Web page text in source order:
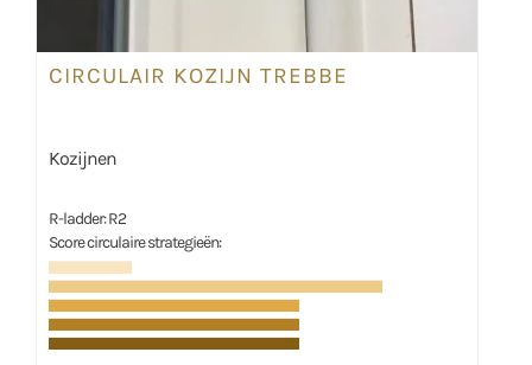
CIRCULAIR KOZIJN TREBBE
Kozijnen
R-ladder: R2
Score circulaire strategieën: